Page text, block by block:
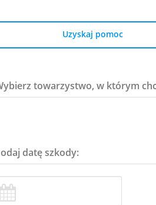
Uzyskaj pomoc
towarzystwo, w którym
datę szkody: